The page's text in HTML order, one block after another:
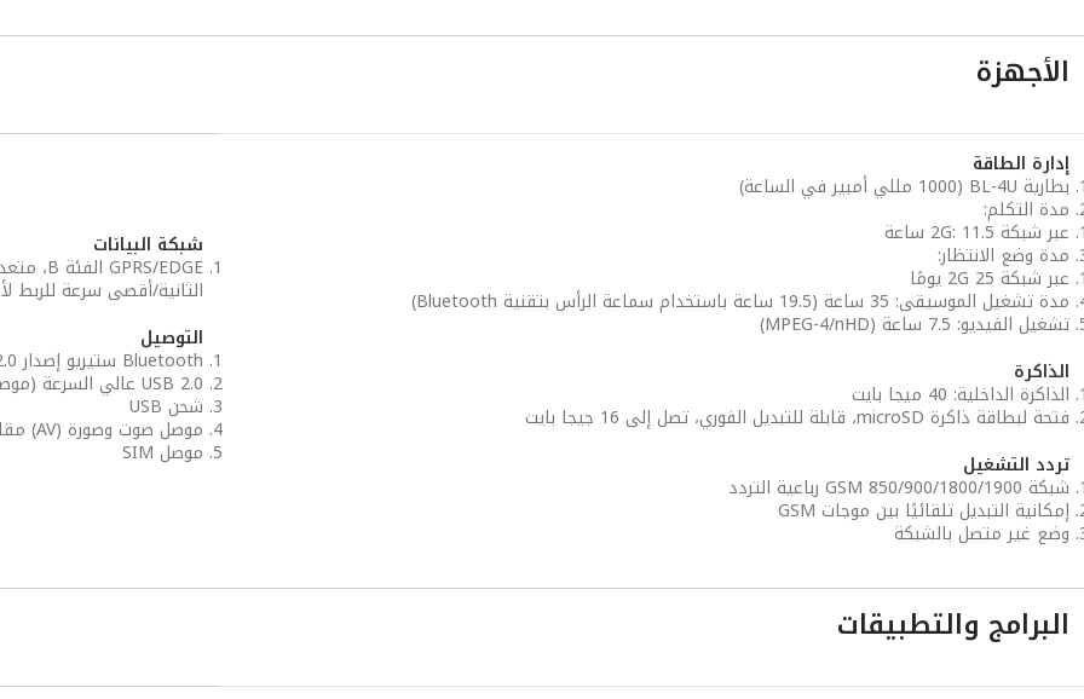
الأجهزة
إدارة الطاقة
بطارية BL-4U ‏(1000 مللي أمبير في الساعة)
مدة التكلم:
عبر شبكة 2G: 11.5 ساعة
مدة وضع الانتظار:
عبر شبكة 2G 25 يومًا
مدة تشغيل الموسيقى: 35 ساعة (19.5 ساعة باستخدام سماعة الرأس بتقنية Bluetooth)
تشغيل الفيديو: 7.5 ساعة (MPEG-4/nHD)
الذاكرة
الذاكرة الداخلية: 40 ميجا بايت
فتحة لبطاقة ذاكرة microSD، قابلة للتبديل الفوري، تصل إلى 16 جيجا بايت
تردد التشغيل
شبكة GSM 850/900/1800/1900 رباعية التردد
إمكانية التبديل تلقائيًا بين موجات GSM
وضع غير متصل بالشبكة
شبكة البيانات
الثانية/أقصى سرعة للربط لأعلى 177.6 كيلو بايت
التوصيل
Bluetooth ستيريو إصدار 2.0 مع معدل بيانات محسن
USB 2.0 عالي السرعة (موصل USB مصغر)
شحن USB
موصل صوت وصورة (AV) مقاس 3.5 ملم
موصل SIM
البرامج والتطبيقات